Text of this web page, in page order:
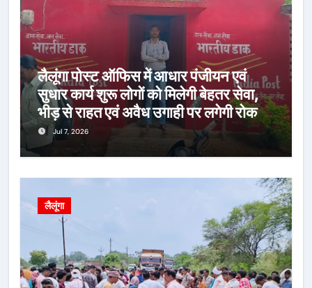
लैलूंगा पोस्ट ऑफिस में आधार पंजीयन एवं
सुधार कार्य शुरू लोगों को मिलेगी बेहतर सेवा,
भीड़ से राहत एवं अवैध उगाही पर लगेगी रोक
Jul 7, 2026
लैलूंगा